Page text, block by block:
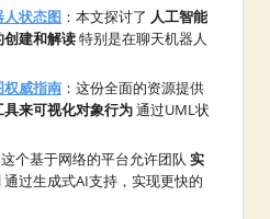
状态图 ：本文探讨了 人工智能
建和解读特别是在聊天机器人
威指南 ：这份全面的资源提供
来可视化对象行为通过UML状
这个基于网络的平台允许团队 实
通过生成式AI支持，实现更快的